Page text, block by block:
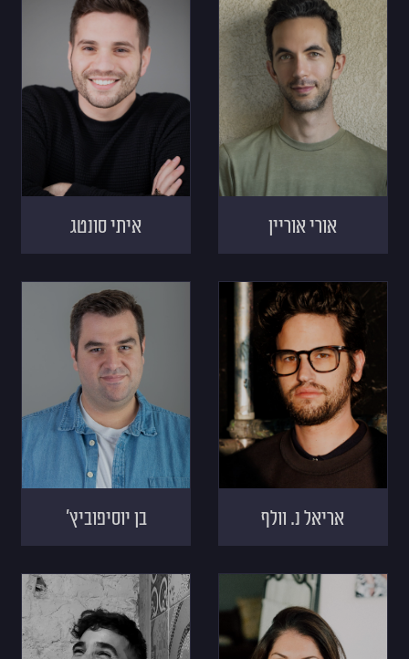
אורי אוריין איתי סונטג
אריאל נ. וולף בן יוסיפוביץ'